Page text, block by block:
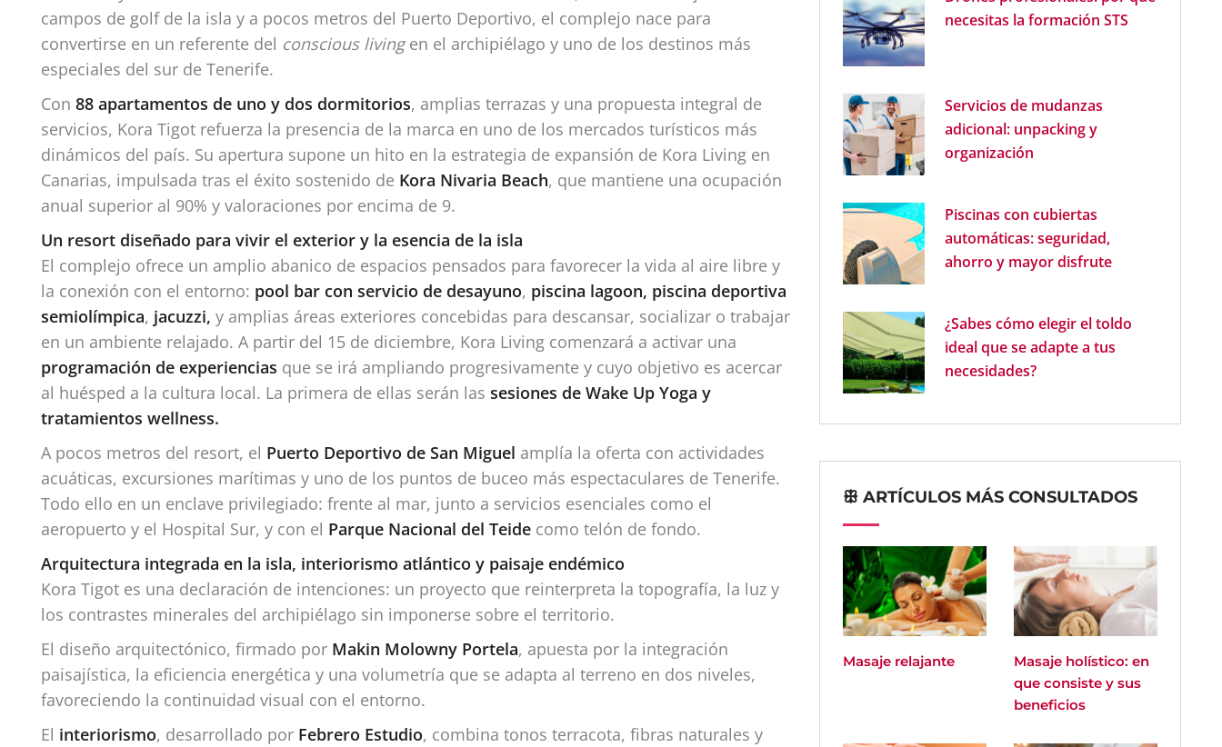
campos de golf de la isla y a pocos metros del Puerto Deportivo, el complejo nace para
convertirse en un referente del conscious livingen el archipiélago y uno de los destinos más
especiales del sur de Tenerife.
Con 88 apartamentos de uno y dos dormitorios, amplias terrazas y una propuesta integral de
servicios, Kora Tigot refuerza la presencia de la marca en uno de los mercados turísticos más
dinámicos del país. Su apertura supone un hito en la estrategia de expansión de Kora Living en
Canarias, impulsada tras el éxito sostenido de Kora Nivaria Beach, que mantiene una ocupación
anual superior al 90% y valoraciones por encima de 9.
Un resort diseñado para vivir el exterior y la esencia de la isla
El complejo ofrece un amplio abanico de espacios pensados para favorecer la vida al aire libre y
la conexión con el entorno: pool bar con servicio de desayuno, piscina lagoon, piscina deportiva
semiolímpica, jacuzzi, y amplias áreas exteriores concebidas para descansar, socializar o trabajar
en un ambiente relajado. A partir del 15 de diciembre, Kora Living comenzará a activar una
programación de experiencias que se irá ampliando progresivamente y cuyo objetivo es acercar
al huésped a la cultura local. La primera de ellas serán las sesiones de Wake Up Yoga y
tratamientos wellness.
A pocos metros del resort, el Puerto Deportivo de San Miguel amplía la oferta con actividades
acuáticas, excursiones marítimas y uno de los puntos de buceo más espectaculares de Tenerife.
Todo ello en un enclave privilegiado: frente al mar, junto a servicios esenciales como el
aeropuerto y el Hospital Sur, y con el Parque Nacional del Teide como telón de fondo.
Arquitectura integrada en la isla, interiorismo atlántico y paisaje endémico
Kora Tigot es una declaración de intenciones: un proyecto que reinterpreta la topografía, la luz y
los contrastes minerales del archipiélago sin imponerse sobre el territorio.
El diseño arquitectónico, firmado por Makin Molowny Portela, apuesta por la integración
paisajística, la eficiencia energética y una volumetría que se adapta al terreno en dos niveles,
favoreciendo la continuidad visual con el entorno.
El interiorismo, desarrollado por Febrero Estudio, combina tonos terracota, fibras naturales y
necesitas la formación STS
Servicios de mudanzas
adicional: unpacking y
organización
Piscinas con cubiertas
automáticas: seguridad,
ahorro y mayor disfrute
¿Sabes cómo elegir el toldo
ideal que se adapte a tus
necesidades?
ꕥ ARTÍCULOS MÁS CONSULTADOS
Masaje relajante
Masaje holístico: en
que consiste y sus
beneficios